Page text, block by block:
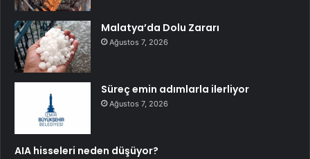
Malatya’da Dolu Zararı
Ağustos 7, 2026
Süreç emin adımlarla ilerliyor
Ağustos 7, 2026
AIA hisseleri neden düşüyor?